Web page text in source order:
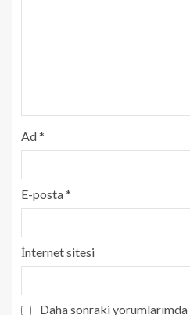
Ad*
E-posta*
İnternet sitesi
Daha sonraki yorumlarımda